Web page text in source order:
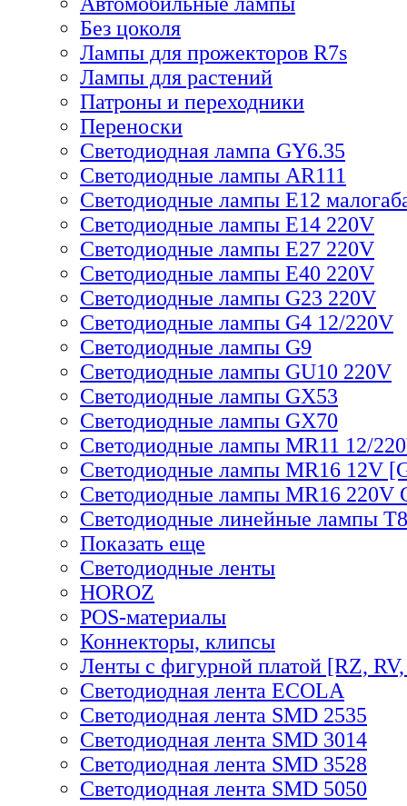
Без цоколя
Лампы для прожекторов R7s
Лампы для растений
Патроны и переходники
Переноски
Светодиодная лампа GY6.35
Светодиодные лампы AR111
Светодиодные лампы E12
Светодиодные лампы E14 220V
Светодиодные лампы E27 220V
Светодиодные лампы E40 220V
Светодиодные лампы G23 220V
Светодиодные лампы G4 12/220V
Светодиодные лампы G9
Светодиодные лампы GU10 220V
Светодиодные лампы GX53
Светодиодные лампы GX70
Светодиодные лампы MR11 12/
Светодиодные лампы MR16 12V
Светодиодные лампы MR16 220V
Светодиодные линейные лампы T8
Показать еще
Светодиодные ленты
HOROZ
POS-материалы
Коннекторы, клипсы
Ленты с фигурной платой [RZ,
Светодиодная лента ECOLA
Светодиодная лента SMD 2535
Светодиодная лента SMD 3014
Светодиодная лента SMD 3528
Светодиодная лента SMD 5050